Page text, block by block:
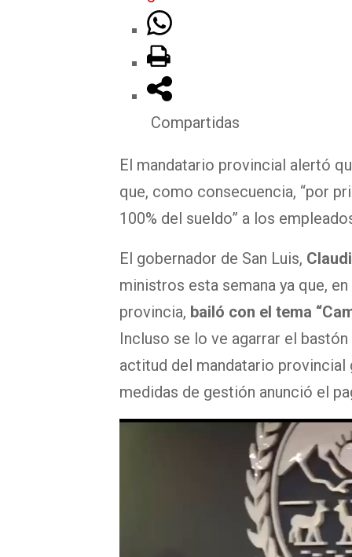
Compartidas
El mandatario provincial alertó
que, como consecuencia, “por
100% del sueldo” a los
El gobernador de San Luis,
ministros esta semana ya que,
provincia, bailó con el tema
Incluso se lo ve agarrar el
actitud del mandatario provincial
medidas de gestión anunció el